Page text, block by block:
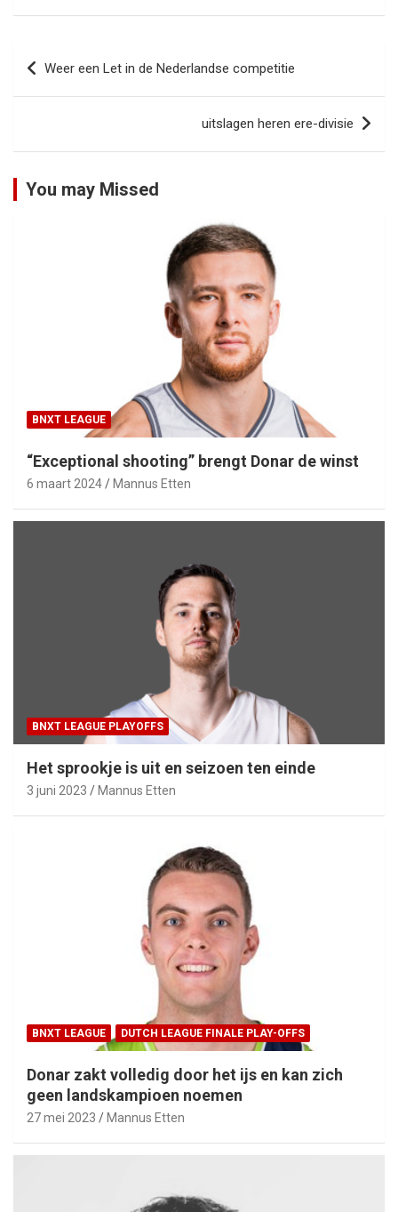
Bericht
navigatie
Weer een Let in de Nederlandse competitie
uitslagen heren ere-divisie
You may Missed
BNXT LEAGUE
“Exceptional shooting” brengt Donar de winst
6 maart 2024 Mannus Etten
BNXT LEAGUE PLAYOFFS
Het sprookje is uit en seizoen ten einde
3 juni 2023 Mannus Etten
BNXT LEAGUE DUTCH LEAGUE FINALE PLAY-OFFS
Donar zakt volledig door het ijs en kan zich
geen landskampioen noemen
27 mei 2023 Mannus Etten